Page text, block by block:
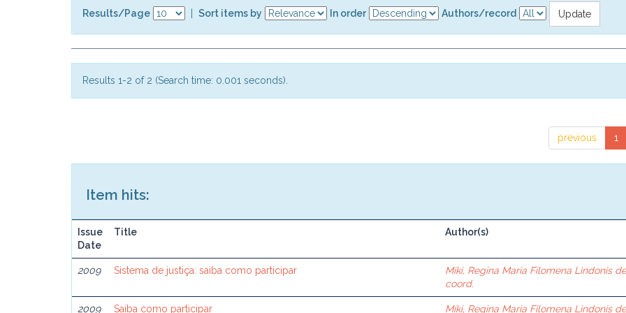
Results/Page Sort items by In order Authors/record
Results 1-2 of 2 (Search time: 0.001 seconds).
previous 1
Item hits:
Issue
Date
Title Author(s)
2009 Sistema de justiça: saiba como participar
Miki, Regina Maria Filomena Lindonis
coord.
2009 Saiba como participar Miki, Regina Maria Filomena Lindonis